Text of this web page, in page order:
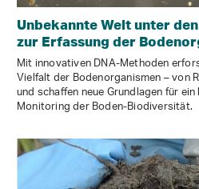
Unbekannte Welt unter
zur Erfassung der
Mit innovativen DNA-Methoden
Vielfalt der Bodenorganismen – von
und schaffen neue Grundlagen für
Monitoring der Boden-Biodiversität.